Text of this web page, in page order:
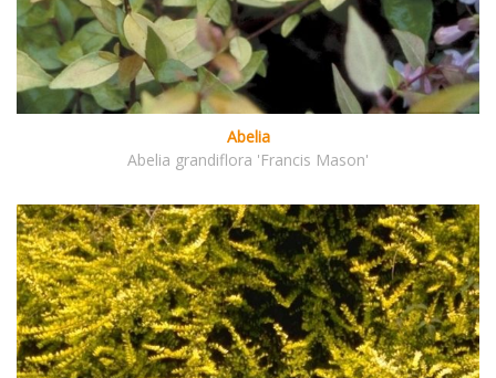
Abelia
Abelia grandiflora 'Francis Mason'